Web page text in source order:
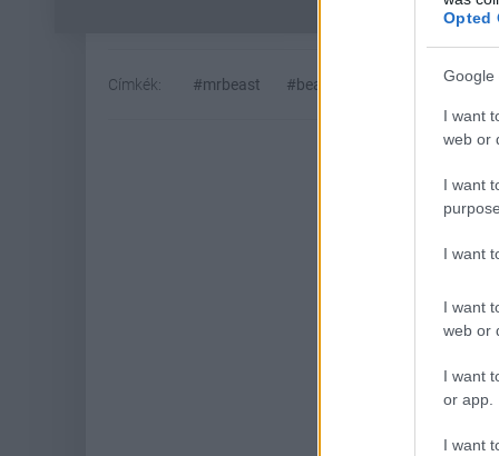
Opted
Google
I want
web or
I want
I want
I want
web or
I want
or app.
I want
Címkék: #mrbeast #beast games #amazon